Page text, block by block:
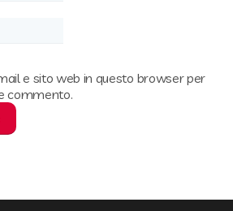
e sito web in questo browser per
commento.